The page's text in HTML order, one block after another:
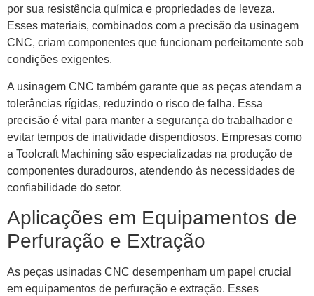
por sua resistência química e propriedades de leveza.
Esses materiais, combinados com a precisão da usinagem
CNC, criam componentes que funcionam perfeitamente sob
condições exigentes.
A usinagem CNC também garante que as peças atendam a
tolerâncias rígidas, reduzindo o risco de falha. Essa
precisão é vital para manter a segurança do trabalhador e
evitar tempos de inatividade dispendiosos. Empresas como
a Toolcraft Machining são especializadas na produção de
componentes duradouros, atendendo às necessidades de
confiabilidade do setor.
Aplicações em Equipamentos de
Perfuração e Extração
As peças usinadas CNC desempenham um papel crucial
em equipamentos de perfuração e extração. Esses